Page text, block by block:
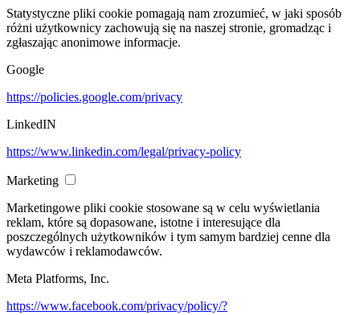
Statystyczne pliki cookie pomagają nam zrozumieć, w jaki sposób
różni użytkownicy zachowują się na naszej stronie, gromadząc i
zgłaszając anonimowe informacje.
Google
https://policies.google.com/privacy
LinkedIN
https://www.linkedin.com/legal/privacy-policy
Marketing
Marketingowe pliki cookie stosowane są w celu wyświetlania
reklam, które są dopasowane, istotne i interesujące dla
poszczególnych użytkowników i tym samym bardziej cenne dla
wydawców i reklamodawców.
Meta Platforms, Inc.
https://www.facebook.com/privacy/policy/?